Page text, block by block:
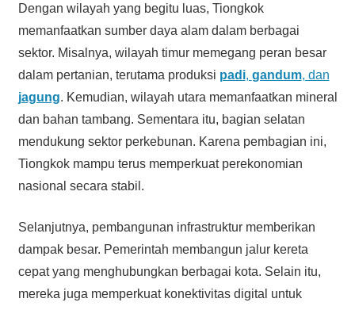
Dengan wilayah yang begitu luas, Tiongkok
memanfaatkan sumber daya alam dalam berbagai
sektor. Misalnya, wilayah timur memegang peran besar
dalam pertanian, terutama produksi padi, gandum, dan
jagung. Kemudian, wilayah utara memanfaatkan mineral
dan bahan tambang. Sementara itu, bagian selatan
mendukung sektor perkebunan. Karena pembagian ini,
Tiongkok mampu terus memperkuat perekonomian
nasional secara stabil.
Selanjutnya, pembangunan infrastruktur memberikan
dampak besar. Pemerintah membangun jalur kereta
cepat yang menghubungkan berbagai kota. Selain itu,
mereka juga memperkuat konektivitas digital untuk